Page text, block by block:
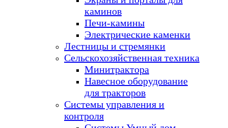
каминов
Печи-камины
Электрические каменки
Лестницы и стремянки
Сельскохозяйственная техника
Минитрактора
Навесное оборудование
для тракторов
Системы управления и
контроля